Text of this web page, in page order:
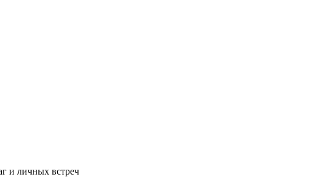
и личных встреч